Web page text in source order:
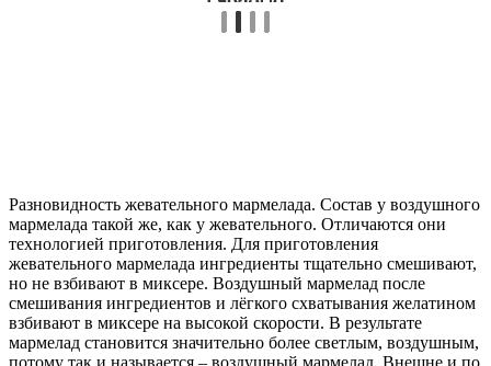
Разновидность жевательного мармелада. Состав у воздушного
мармелада такой же, как у жевательного. Отличаются они
технологией приготовления. Для приготовления
жевательного мармелада ингредиенты тщательно смешивают,
но не взбивают в миксере. Воздушный мармелад после
смешивания ингредиентов и лёгкого схватывания желатином
взбивают в миксере на высокой скорости. В результате
мармелад становится значительно более светлым, воздушным,
потому так и называется – воздушный мармелад. Внешне и по